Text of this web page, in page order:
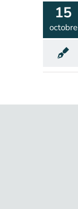
15
octobre